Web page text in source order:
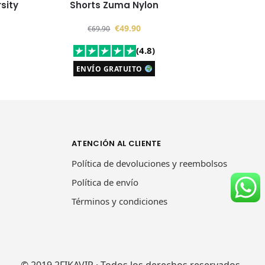
Shorts Zuma Nylon
€69.90 €49.90
(4.8)
ENVÍO GRATUITO
ATENCIÓN AL CLIENTE
Política de devoluciones y reembolsos
Política de envío
Términos y condiciones